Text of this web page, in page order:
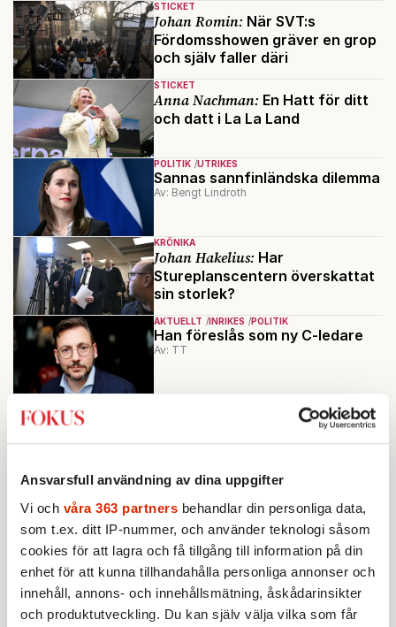
Ansvarsfull användning av dina uppgifter
Vi och våra 363 partners behandlar din personliga data,
som t.ex. ditt IP-nummer, och använder teknologi såsom
cookies för att lagra och få tillgång till information på din
enhet för att kunna tillhandahålla personliga annonser och
innehåll, annons- och innehållsmätning, åskådarinsikter
och produktutveckling. Du kan själv välja vilka som får
STICKET
Johan Romin: När SVT:s
Fördomsshowen gräver en grop
och själv faller däri
STICKET
Anna Nachman: En Hatt för ditt
och datt i La La Land
POLITIK UTRIKES
Sannas sannfinländska dilemma
Av: Bengt Lindroth
KRÖNIKA
Johan Hakelius: Har
Stureplanscentern överskattat
sin storlek?
AKTUELLT INRIKES POLITIK
Han föreslås som ny C-ledare
Av: TT
Hakelius:
Januariavtalet är en bluff – hur
KRÖNIKA
Johan Hakelius:Hakelius: På ett
eller annat sätt kommer
januariavtalet att spricka under
2020
Ladda fler
Mest lästa